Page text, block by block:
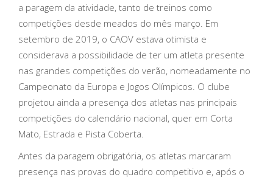
a paragem da atividade, tanto de treinos como
competições desde meados do mês março. Em
setembro de 2019, o CAOV estava otimista e
considerava a possibilidade de ter um atleta presente
nas grandes competições do verão, nomeadamente no
Campeonato da Europa e Jogos Olímpicos. O clube
projetou ainda a presença dos atletas nas principais
competições do calendário nacional, quer em Corta
Mato, Estrada e Pista Coberta.
Antes da paragem obrigatória, os atletas marcaram
presença nas provas do quadro competitivo e, após o